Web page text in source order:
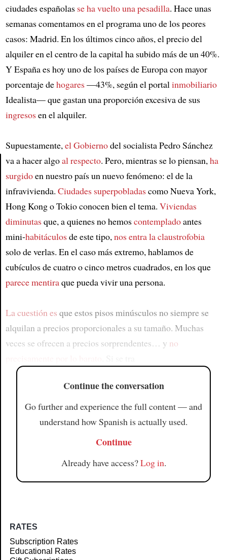
Article
ciudades españolas se ha vuelto una pesadilla. Hace unas
semanas comentamos en el programa uno de los peores
casos: Madrid. En los últimos cinco años, el precio del
alquiler en el centro de la capital ha subido más de un 40%.
Y España es hoy uno de los países de Europa con mayor
porcentaje dehogares—43%, según el portalinmobiliario
Idealista— que gastan una proporción excesiva de sus
ingresosen el alquiler.
Supuestamente,el Gobiernodel socialista Pedro Sánchez
va a hacer algoal respecto. Pero, mientras se lo piensan,ha
surgidoen nuestro país un nuevo fenómeno: el de la
infravivienda. Ciudades superpobladascomo Nueva York,
Hong Kong o Tokio conocen bien el tema. Viviendas
diminutasque, a quienes no hemoscontempladoantes
mini-habitáculosde este tipo,nos entra la claustrofobia
solo de verlas. En el caso más extremo, hablamos de
cubículos de cuatro o cinco metros cuadrados, en los que
parece mentiraque pueda vivir una persona.
La cuestión es que estos pisos minúsculos no siempre se
alquilan a precios proporcionales a su tamaño. Muchas
veces se ofrecen a precios sorprendentes… y no
Continue the conversation
Go further and experience the full content — and
understand how Spanish is actually used.
Continue
Already have access?Log in.
RATES
Subscription Rates
Educational Rates